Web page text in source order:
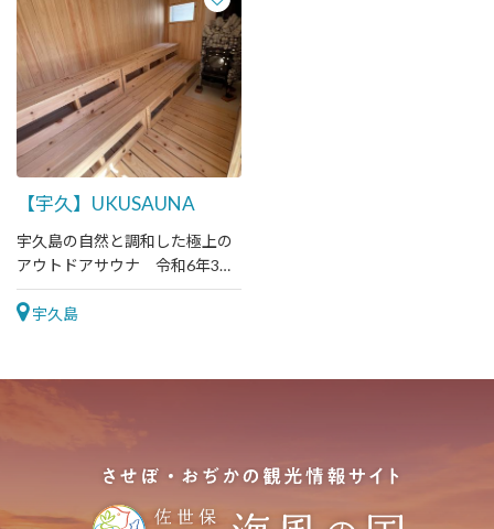
【宇久】UKUSAUNA
宇久島の自然と調和した極上の
アウトドアサウナ 令和6年3月
31日オープン！
宇久島